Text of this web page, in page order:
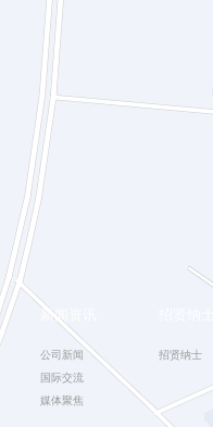
新闻资讯
公司新闻
国际交流
媒体聚焦
招贤纳士